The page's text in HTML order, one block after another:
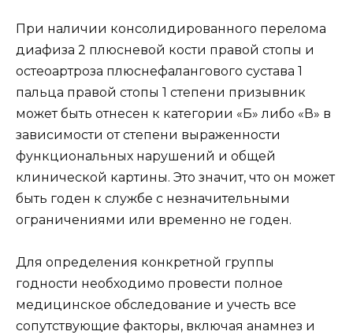
При наличии консолидированного перелома
диафиза 2 плюсневой кости правой стопы и
остеоартроза плюснефалангового сустава 1
пальца правой стопы 1 степени призывник
может быть отнесен к категории «Б» либо «В» в
зависимости от степени выраженности
функциональных нарушений и общей
клинической картины. Это значит, что он может
быть годен к службе с незначительными
ограничениями или временно не годен.
Для определения конкретной группы
годности необходимо провести полное
медицинское обследование и учесть все
сопутствующие факторы, включая анамнез и